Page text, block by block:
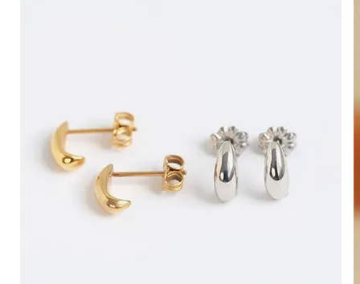
季節ごとにリボンのカラーが変わる「特性ピアスケース」
に「お渡し用バック」と季節に合わせた「メッセージカー
ド」を同封いたします。